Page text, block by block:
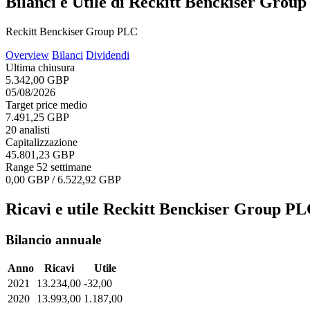
Reckitt Benckiser Group PLC
Overview Bilanci Dividendi
Ultima chiusura
5.342,00 GBP
05/08/2026
Target price medio
7.491,25 GBP
20 analisti
Capitalizzazione
45.801,23 GBP
Range 52 settimane
0,00 GBP / 6.522,92 GBP
Ricavi e utile Reckitt Benckiser Group
Bilancio annuale
Anno Ricavi
Utile
2021
13.234,00 -32,00
2020
13.993,00 1.187,00